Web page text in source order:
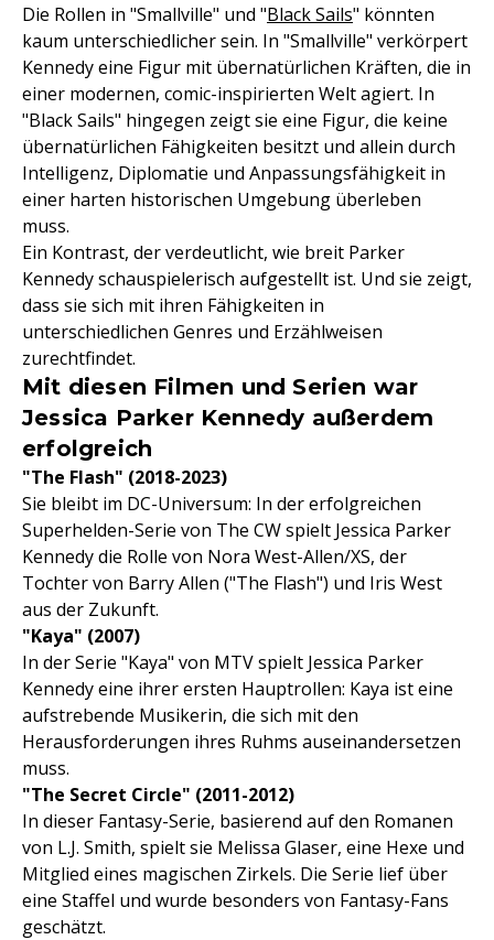
Die Rollen in "Smallville" und "Black Sails" könnten
kaum unterschiedlicher sein. In "Smallville" verkörpert
Kennedy eine Figur mit übernatürlichen Kräften, die in
einer modernen, comic-inspirierten Welt agiert. In
"Black Sails" hingegen zeigt sie eine Figur, die keine
übernatürlichen Fähigkeiten besitzt und allein durch
Intelligenz, Diplomatie und Anpassungsfähigkeit in
einer harten historischen Umgebung überleben
muss.
Ein Kontrast, der verdeutlicht, wie breit Parker
Kennedy schauspielerisch aufgestellt ist. Und sie zeigt,
dass sie sich mit ihren Fähigkeiten in
unterschiedlichen Genres und Erzählweisen
zurechtfindet.
Mit diesen Filmen und Serien war
Jessica Parker Kennedy außerdem
erfolgreich
"The Flash" (2018-2023)
Sie bleibt im DC-Universum: In der erfolgreichen
Superhelden-Serie von The CW spielt Jessica Parker
Kennedy die Rolle von Nora West-Allen/XS, der
Tochter von Barry Allen ("The Flash") und Iris West
aus der Zukunft.
"Kaya" (2007)
In der Serie "Kaya" von MTV spielt Jessica Parker
Kennedy eine ihrer ersten Hauptrollen: Kaya ist eine
aufstrebende Musikerin, die sich mit den
Herausforderungen ihres Ruhms auseinandersetzen
muss.
"The Secret Circle" (2011-2012)
In dieser Fantasy-Serie, basierend auf den Romanen
von L.J. Smith, spielt sie Melissa Glaser, eine Hexe und
Mitglied eines magischen Zirkels. Die Serie lief über
eine Staffel und wurde besonders von Fantasy-Fans
geschätzt.